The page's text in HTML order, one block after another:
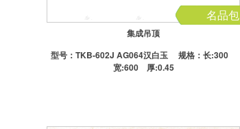
名品包
集成吊顶
型号： TKB-602J AG064汉白玉
规格：长:300
宽:600 厚:0.45